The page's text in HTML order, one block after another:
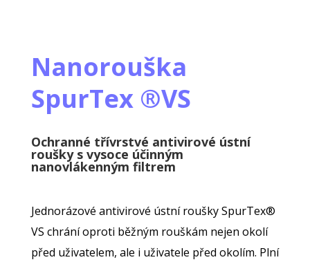
Nanorouška
SpurTex ®VS
Ochranné třívrstvé antivirové ústní
roušky s vysoce účinným
nanovlákenným filtrem
Jednorázové antivirové ústní roušky SpurTex®
VS chrání oproti běžným rouškám nejen okolí
před uživatelem, ale i uživatele před okolím. Plní